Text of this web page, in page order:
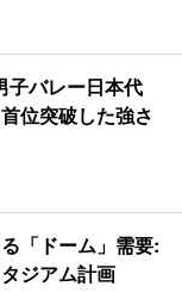
子バレー日本代
位突破した強さ
「ドーム」需要:
ジアム計画